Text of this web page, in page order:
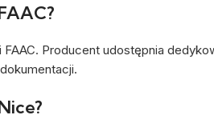
Producent udostępnia